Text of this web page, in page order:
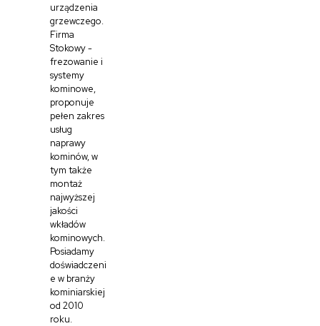
urządzenia
grzewczego.
Firma
Stokowy -
frezowanie i
systemy
kominowe,
proponuje
pełen zakres
usług
naprawy
kominów, w
tym także
montaż
najwyższej
jakości
wkładów
kominowych.
Posiadamy
doświadczeni
e w branży
kominiarskiej
od 2010
roku.